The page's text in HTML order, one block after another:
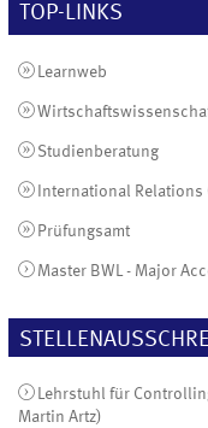
TOP-LINKS
Learnweb
Studienberatung
International Relations
Prüfungsamt
Master BWL - Major
Lehrstuhl für
Martin Artz)